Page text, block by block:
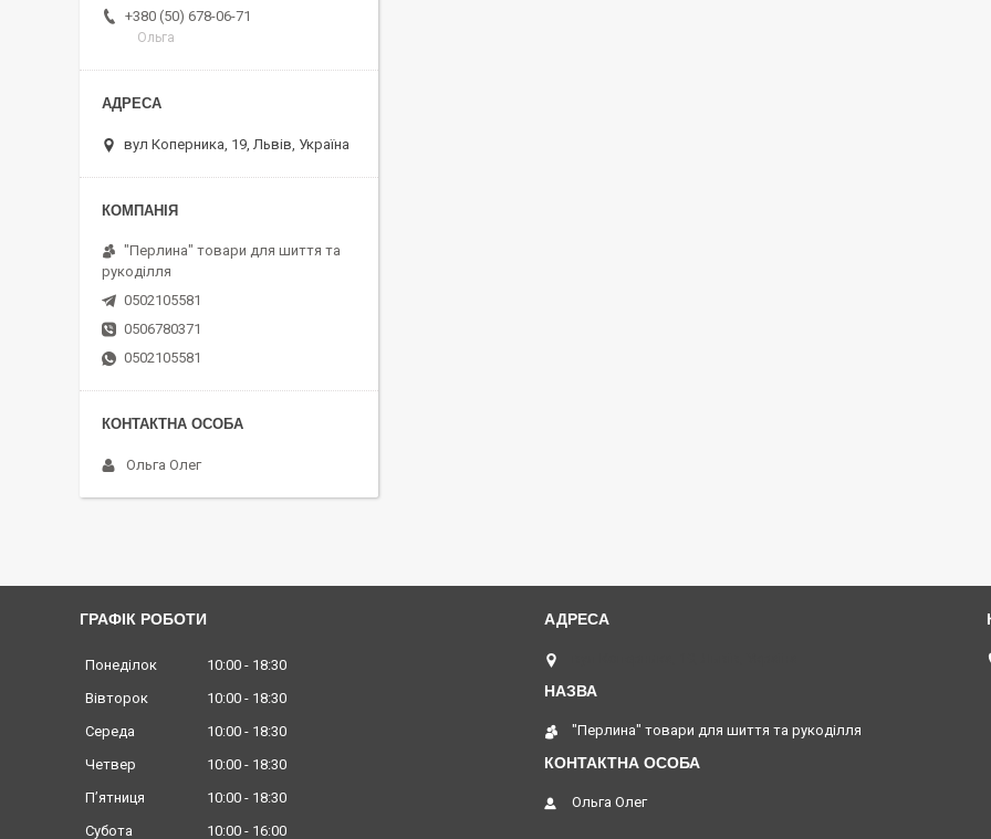
+380 (50) 678-06-71
Ольга
вул Коперника, 19, Львів, Україна
"Перлина" товари для шиття та
рукоділля
0502105581
0506780371
0502105581
Ольга Олег
ГРАФІК РОБОТИ
Понеділок 10:00
18:30
Вівторок
10:00
18:30
Середа
10:00
18:30
Четвер
10:00
18:30
Пʼятниця
10:00
18:30
Субота
10:00 16:00
"Перлина" товари для шиття та рукоділля
Ольга Олег